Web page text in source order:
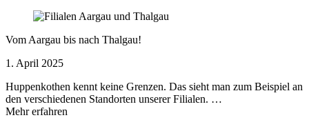
Vom Aargau bis nach Thalgau!
1. April 2025
Huppenkothen kennt keine Grenzen. Das sieht man zum Beispiel an
den verschiedenen Standorten unserer Filialen. …
Mehr erfahren